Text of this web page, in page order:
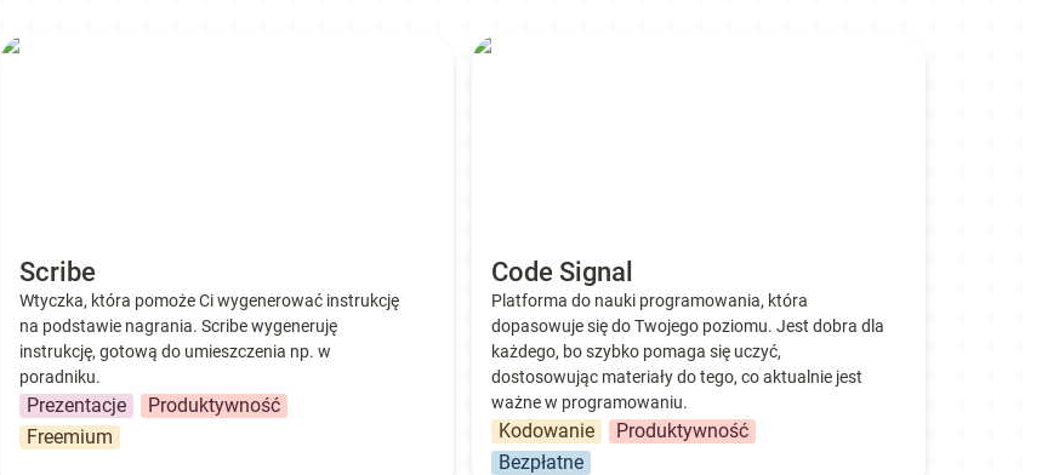
Scribe
Scribe
Wtyczka, która pomoże Ci wygenerować instrukcję
na podstawie nagrania. Scribe wygeneruję
instrukcję, gotową do umieszczenia np. w
poradniku.
Prezentacje
Produktywność
Freemium
Code Signal
Code Signal
Platforma do nauki programowania, która
dopasowuje się do Twojego poziomu. Jest dobra dla
każdego, bo szybko pomaga się uczyć,
dostosowując materiały do tego, co aktualnie jest
ważne w programowaniu.
Kodowanie
Produktywność
Bezpłatne